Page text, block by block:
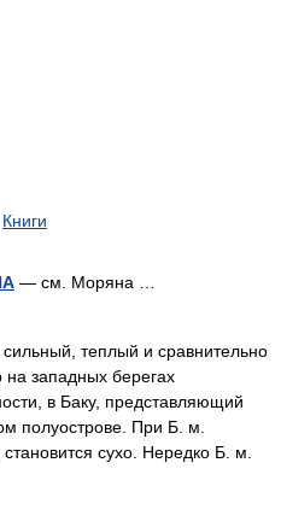
Книги
— см. Моряна …
теплый и сравнительно
на западных берегах
в Баку, представляющий
полуострове. При Б. м.
сухо. Нередко Б. м.